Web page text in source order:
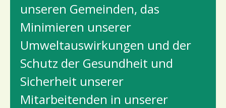
unseren Gemeinden, das
Minimieren unserer
Umweltauswirkungen und der
Schutz der Gesundheit und
Sicherheit unserer
Mitarbeitenden in unserer